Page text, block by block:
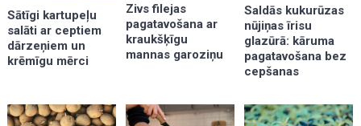
Sātīgi kartupeļu
salāti ar ceptiem
dārzeņiem un
krēmīgu mērci
Zivs filejas
pagatavošana ar
kraukšķīgu
mannas garoziņu
Saldās kukurūzas
nūjiņas īrisu
glazūrā: kāruma
pagatavošana bez
cepšanas